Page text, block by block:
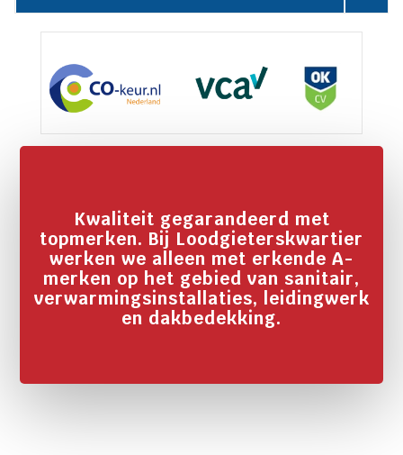
Kwaliteit gegarandeerd met
topmerken. Bij Loodgieterskwartier
werken we alleen met erkende A-
merken op het gebied van sanitair,
verwarmingsinstallaties, leidingwerk
en dakbedekking.